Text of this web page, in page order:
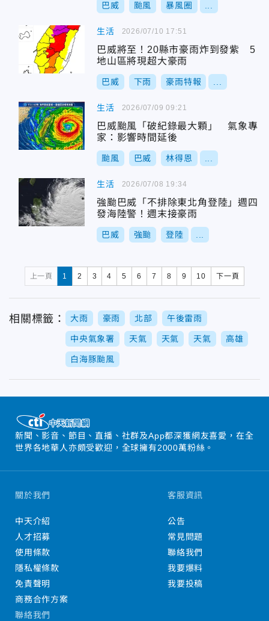
巴威 颱風 暴風圈
生活
巴威將至！20縣市豪雨炸到發紫 5
地山區將現超大豪雨
巴威 下雨 豪雨特報
2026/07/10 17:51
生活
巴威颱風「破紀錄最大顆」 氣象專
家：影響時間延後
颱風 巴威 林得恩
2026/07/09 09:21
生活
強颱巴威「不排除東北角登陸」週四
發海陸警！週末接豪雨
巴威 強颱 登陸
2026/07/08 19:34
上一頁 1 2 3 4 5 6 7 8 9 10 下一頁
相關標籤： 大雨 豪雨 北部 午後雷雨
中央氣象署 天氣 天氣 天氣 高雄
白海豚颱風
新聞、影音、節目、直播、社群及App都深獲網友喜愛，在全
世界各地華人亦頗受歡迎，全球擁有2000萬粉絲。
關於我們
中天介紹
人才招募
使用條款
隱私權條款
免責聲明
商務合作方案
客服資訊
公告
常見問題
聯絡我們
我要爆料
我要投稿
聯絡我們